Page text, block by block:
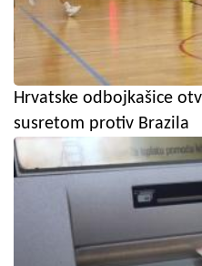
Hrvatske odbojkašice
susretom protiv Brazila